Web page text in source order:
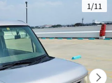
1/11